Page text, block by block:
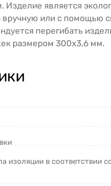
является
или с помощью
перегибать
размером 300x3,6 мм.
изоляции в соответствии